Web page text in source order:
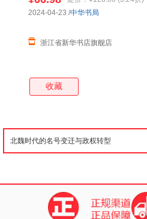
浙江省新华书店旗舰店
2024-04-23 /中华书局
收藏